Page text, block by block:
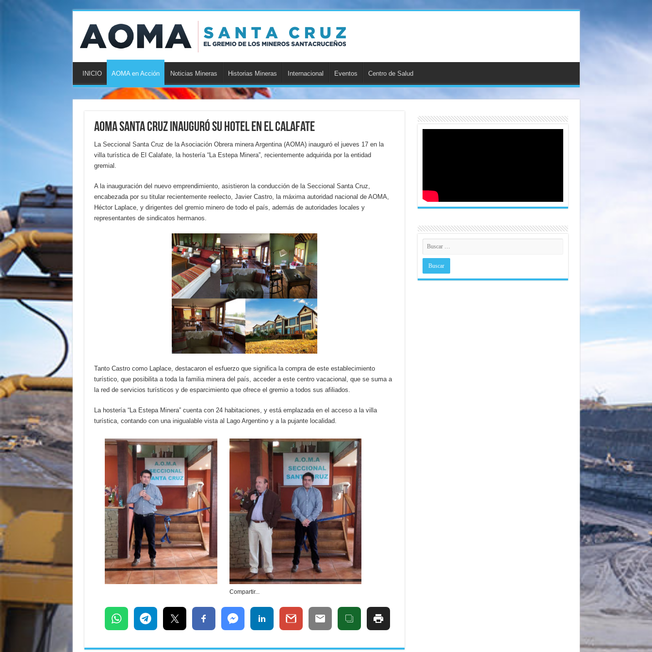
INICIO AOMA en Acción Noticias Mineras Historias Mineras Internacional Eventos Centro de Salud
AOMA Santa Cruz inauguró su hotel en El Calafate
La Seccional Santa Cruz de la Asociación Obrera minera Argentina (AOMA) inauguró el jueves 17 en la
villa turística de El Calafate, la hostería “La Estepa Minera”, recientemente adquirida por la entidad
gremial.
A la inauguración del nuevo emprendimiento, asistieron la conducción de la Seccional Santa Cruz,
encabezada por su titular recientemente reelecto, Javier Castro, la máxima autoridad nacional de AOMA,
Héctor Laplace, y dirigentes del gremio minero de todo el país, además de autoridades locales y
representantes de sindicatos hermanos.
Tanto Castro como Laplace, destacaron el esfuerzo que significa la compra de este establecimiento
turístico, que posibilita a toda la familia minera del país, acceder a este centro vacacional, que se suma a
la red de servicios turísticos y de esparcimiento que ofrece el gremio a todos sus afiliados.
La hostería “La Estepa Minera” cuenta con 24 habitaciones, y está emplazada en el acceso a la villa
turística, contando con una inigualable vista al Lago Argentino y a la pujante localidad.
Compartir...